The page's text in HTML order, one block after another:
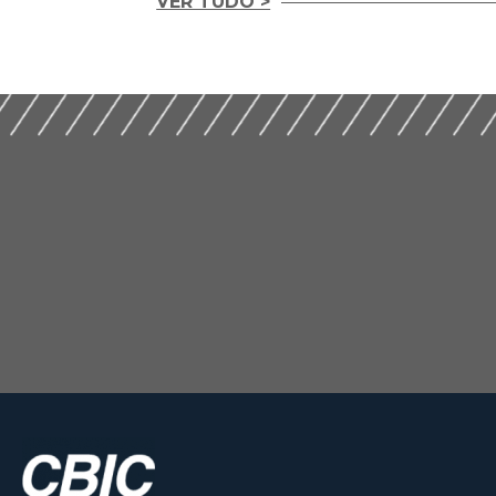
Incorporação
Imobiliária (2019)
Patrimônio de
Afetação (2019)